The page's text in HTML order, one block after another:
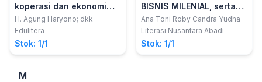
koperasi dan ekonomi
Pancasila berbasis
kehidupan
H. Agung Haryono; dkk
Edulitera
Stok: 1/1
BISNIS MILENIAL, serta
MERGER BANK SYARIAH di
INDONESIA
Ana Toni Roby Candra Yudha
Literasi Nusantara Abadi
Stok: 1/1
M